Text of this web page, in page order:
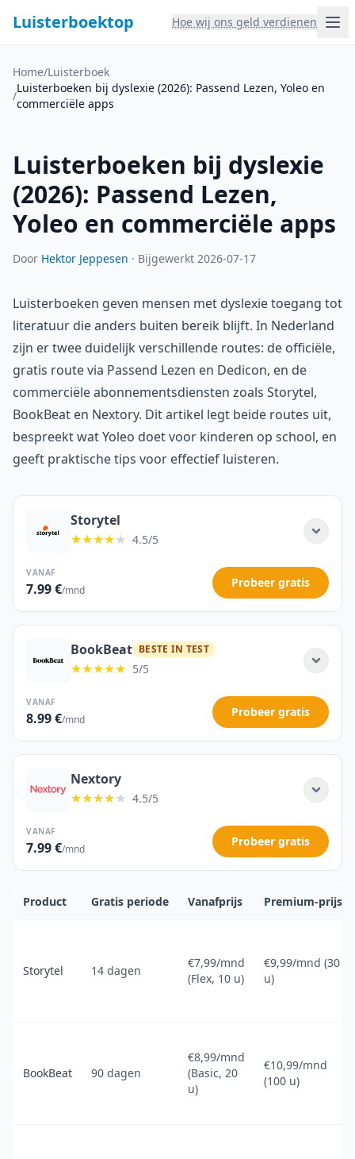
Luisterboektop Hoe wij ons geld verdienen
Home/Luisterboek
/
Luisterboeken bij dyslexie (2026): Passend Lezen, Yoleo en
commerciële apps
Luisterboeken bij dyslexie
(2026): Passend Lezen,
Yoleo en commerciële apps
Door Hektor Jeppesen · Bijgewerkt 2026-07-17
Luisterboeken geven mensen met dyslexie toegang tot
literatuur die anders buiten bereik blijft. In Nederland
zijn er twee duidelijk verschillende routes: de officiële,
gratis route via Passend Lezen en Dedicon, en de
commerciële abonnementsdiensten zoals Storytel,
BookBeat en Nextory. Dit artikel legt beide routes uit,
bespreekt wat Yoleo doet voor kinderen op school, en
geeft praktische tips voor effectief luisteren.
Storytel
★★★★★ 4.5/5
VANAF
7.99 €/mnd
Probeer gratis
BookBeat BESTE IN TEST
★★★★★ 5/5
VANAF
8.99 €/mnd
Probeer gratis
Nextory
★★★★★ 4.5/5
VANAF
7.99 €/mnd
Probeer gratis
Product Gratis periode Vanafprijs Premium-prijs
Storytel 14 dagen
€7,99/mnd
(Flex, 10 u)
€9,99/mnd (30
u)
BookBeat 90 dagen
€8,99/mnd
(Basic, 20
u)
€10,99/mnd
(100 u)